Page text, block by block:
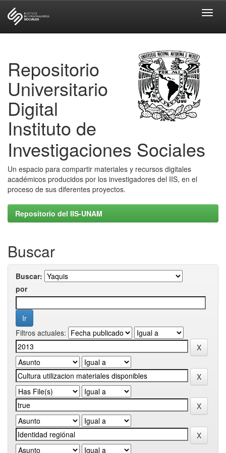
Repositorio
Universitario
Digital
Instituto de
Investigaciones Sociales
Un espacio para compartir materiales y recursos digitales
académicos producidos por los investigadores del IIS, en el
proceso de sus diferentes proyectos.
Repositorio del IIS-UNAM
Buscar
Buscar:
por
Filtros actuales: